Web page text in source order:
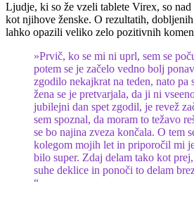
Ljudje, ki so že vzeli tablete Virex, so
kot njihove ženske. O rezultatih,
lahko opazili veliko zelo pozitivnih
»Prvič, ko se mi ni uprl, sem se
potem se je začelo vedno bolj
zgodilo nekajkrat na teden, nato pa
žena se je pretvarjala, da ji ni
jubilejni dan spet zgodil, je revež
sem spoznal, da moram to težavo
se bo najina zveza končala. O tem
kolegom mojih let in priporočil mi
bilo super. Zdaj delam tako kot
suhe deklice in ponoči to delam
“